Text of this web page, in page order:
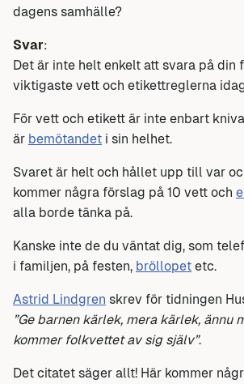
dagens samhälle?
Svar:
Det är inte helt enkelt att svara på din
viktigaste vett och etikettreglerna
För vett och etikett är inte enbart
är bemötandet i sin helhet.
Svaret är helt och hållet upp till var
kommer några förslag på 10 vett och
alla borde tänka på.
Kanske inte de du väntat dig, som
i familjen, på festen, bröllopet etc.
Astrid Lindgren skrev för tidningen
”Ge barnen kärlek, mera kärlek, ännu
kommer folkvettetav sig själv”.
Det citatet säger allt! Här kommer